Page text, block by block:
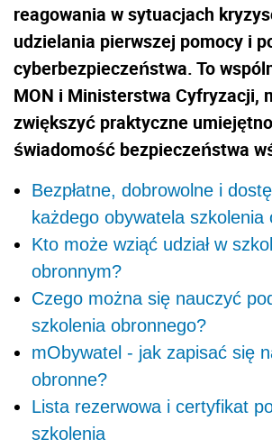
reagowania w sytuacjach
udzielania pierwszej pomocy i
cyberbezpieczeństwa. To
MON i Ministerstwa Cyfryzacji,
zwiększyć praktyczne
świadomość bezpieczeństwa
Bezpłatne, dobrowolne i
każdego obywatela szkolenia
Kto może wziąć udział w
obronnym?
Czego można się nauczyć
szkolenia obronnego?
mObywatel - jak zapisać się
obronne?
Lista rezerwowa i certyfikat
szkolenia